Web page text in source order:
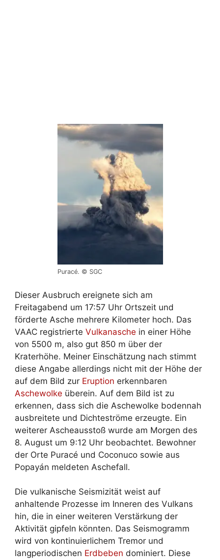
Puracé. © SGC
Dieser Ausbruch ereignete sich am
Freitagabend um 17:57 Uhr Ortszeit und
förderte Asche mehrere Kilometer hoch. Das
VAAC registrierte Vulkanasche in einer Höhe
von 5500 m, also gut 850 m über der
Kraterhöhe. Meiner Einschätzung nach stimmt
diese Angabe allerdings nicht mit der Höhe der
auf dem Bild zur Eruption erkennbaren
Aschewolke überein. Auf dem Bild ist zu
erkennen, dass sich die Aschewolke bodennah
ausbreitete und Dichteströme erzeugte. Ein
weiterer Ascheausstoß wurde am Morgen des
8. August um 9:12 Uhr beobachtet. Bewohner
der Orte Puracé und Coconuco sowie aus
Popayán meldeten Aschefall.
Die vulkanische Seismizität weist auf
anhaltende Prozesse im Inneren des Vulkans
hin, die in einer weiteren Verstärkung der
Aktivität gipfeln könnten. Das Seismogramm
wird von kontinuierlichem Tremor und
langperiodischen Erdbeben dominiert. Diese